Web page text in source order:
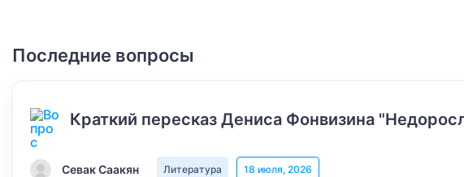
Последние вопросы
Краткий пересказ Дениса Фонвизина
Севак Саакян Литература 18 июля, 2026